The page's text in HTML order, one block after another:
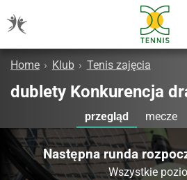
Home › Klub › Tenis zajęcia
dublety Konkurencja
przegląd mecze
Następna runda
Wszystkie